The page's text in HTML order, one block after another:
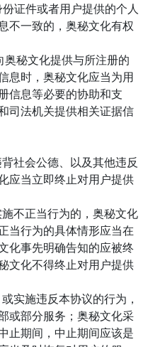
证件或者用户提供的个人
不一致的，奥秘文化有权
秘文化提供与所注册的
息时，奥秘文化应当为用
信息等必要的协助和支
司法机关提供相关证据信
社会公德、以及其他违反
应当立即终止对用户提供
不正当行为的，奥秘文化
当行为的具体情形应当在
化事先明确告知的应被终
文化不得终止对用户提供
实施违反本协议的行为，
或部分服务；奥秘文化采
止期间，中止期间应该是